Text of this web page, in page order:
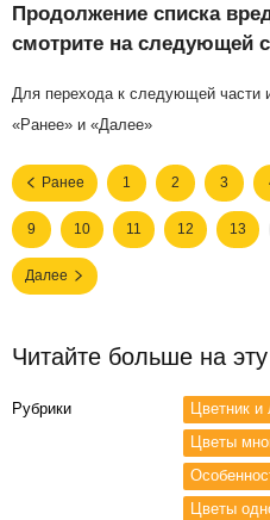
Продолжение списка
смотрите на следующей
Для перехода к следующей части
«Ранее» и «Далее»
Ранее 1 2 3
9 10 11 12 13
Далее
Читайте больше на
Рубрики Цветник
Цветы
Цветы